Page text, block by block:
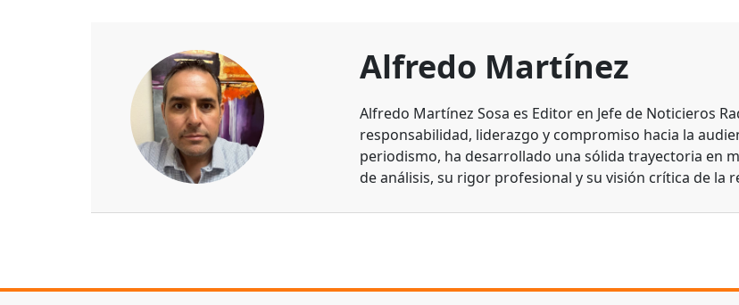
Alfredo Martínez
Alfredo Martínez Sosa es Editor en Jefe de Noticieros
responsabilidad, liderazgo y compromiso hacia la
periodismo, ha desarrollado una sólida trayectoria en
de análisis, su rigor profesional y su visión crítica de la